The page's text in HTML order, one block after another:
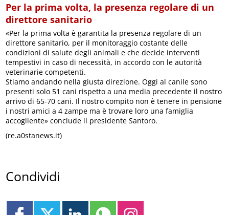
Per la prima volta, la presenza regolare di un
direttore sanitario
«Per la prima volta è garantita la presenza regolare di un
direttore sanitario, per il monitoraggio costante delle
condizioni di salute degli animali e che decide interventi
tempestivi in caso di necessità, in accordo con le autorità
veterinarie competenti.
Stiamo andando nella giusta direzione. Oggi al canile sono
presenti solo 51 cani rispetto a una media precedente il nostro
arrivo di 65-70 cani. Il nostro compito non è tenere in pensione
i nostri amici a 4 zampe ma è trovare loro una famiglia
accogliente» conclude il presidente Santoro.
(re.a0stanews.it)
Condividi